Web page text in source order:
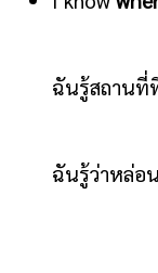
ฉันรู้สถานที่
ฉันรู้ว่าหล่อ